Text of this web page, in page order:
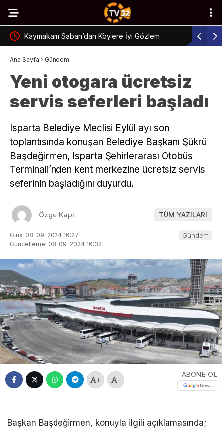
Kaymakam Saban’dan Köylere İyi Gözlem Ertokuş
Ana Sayfa › Gündem
Yeni otogara ücretsiz
servis seferleri başladı
Isparta Belediye Meclisi Eylül ayı son
toplantısında konuşan Belediye Başkanı Şükrü
Başdeğirmen, Isparta Şehirlerarası Otobüs
Terminali’nden kent merkezine ücretsiz servis
seferinin başladığını duyurdu.
Özge Kapı TÜM YAZILARI
Giriş: 08-09-2024 16:27
Güncelleme: 08-09-2024 16:32
Gündem
+ -
ABONE OL
Başkan Başdeğirmen, konuyla ilgili açıklamasında;